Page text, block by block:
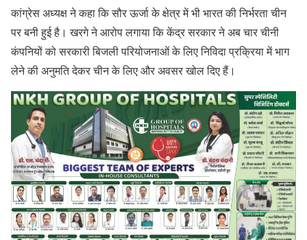
कांग्रेस अध्यक्ष ने कहा कि सौर ऊर्जा के क्षेत्र में भी भारत की निर्भरता चीन
पर बनी हुई है। खरगे ने आरोप लगाया कि केंद्र सरकार ने अब चार चीनी
कंपनियों को सरकारी बिजली परियोजनाओं के लिए निविदा प्रक्रिया में भाग
लेने की अनुमति देकर चीन के लिए और अवसर खोल दिए हैं।